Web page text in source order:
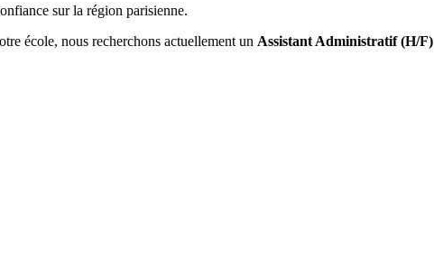
sur la région parisienne.
école, nous recherchons actuellement un Assistant Administratif (H/F)